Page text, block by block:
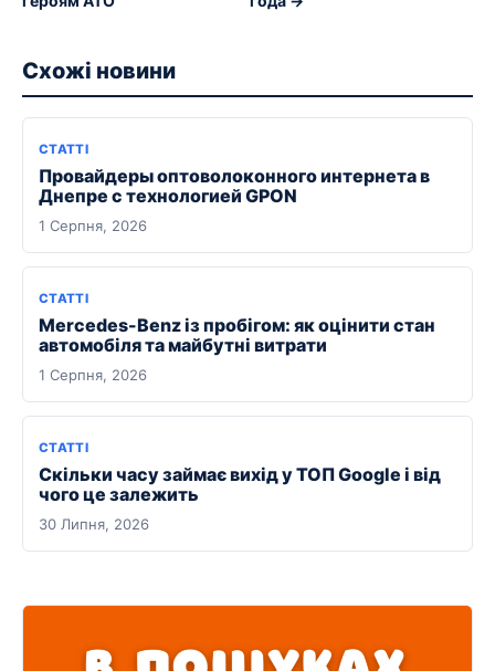
Схожі новини
СТАТТІ
Провайдеры оптоволоконного интернета в
Днепре с технологией GPON
1 Серпня, 2026
СТАТТІ
Mercedes-Benz із пробігом: як оцінити стан
автомобіля та майбутні витрати
1 Серпня, 2026
СТАТТІ
Скільки часу займає вихід у ТОП Google і від
чого це залежить
30 Липня, 2026